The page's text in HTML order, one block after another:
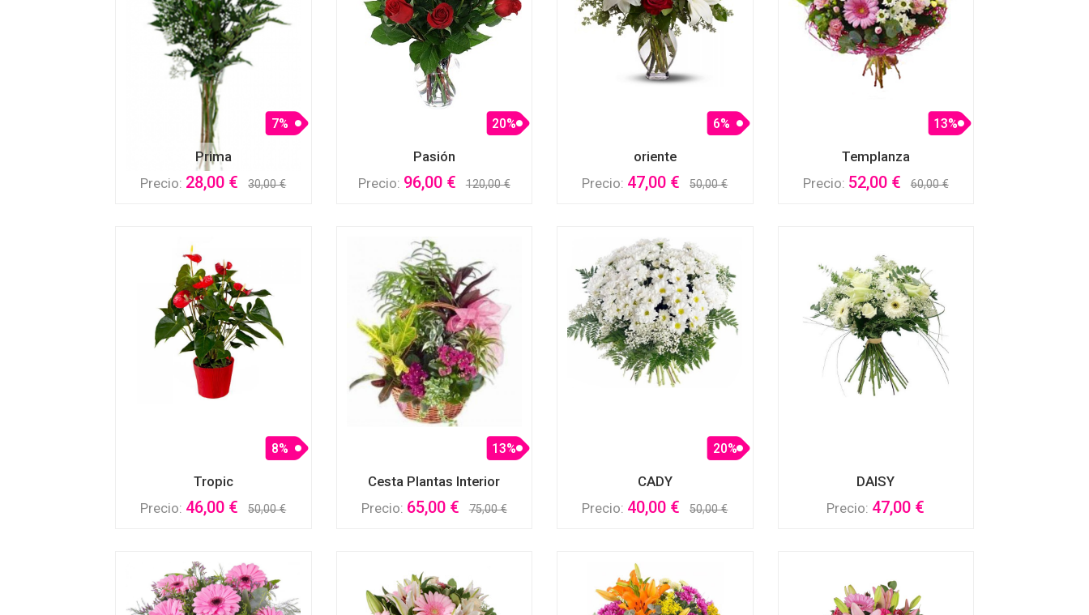
Prima
7%
Precio: 28,00 € 30,00 €
Pasión
20%
Precio: 96,00 € 120,00 €
oriente
6%
Precio: 47,00 € 50,00 €
Templanza
13%
Precio: 52,00 € 60,00 €
Tropic
8%
Precio: 46,00 € 50,00 €
Cesta Plantas Interior
13%
Precio: 65,00 € 75,00 €
CADY
20%
Precio: 40,00 € 50,00 €
DAISY
Precio: 47,00 €